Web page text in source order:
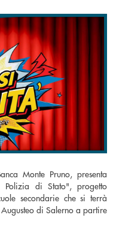
Monte Pruno, presenta
di Stato", progetto
secondarie che si terrà
di Salerno a partire